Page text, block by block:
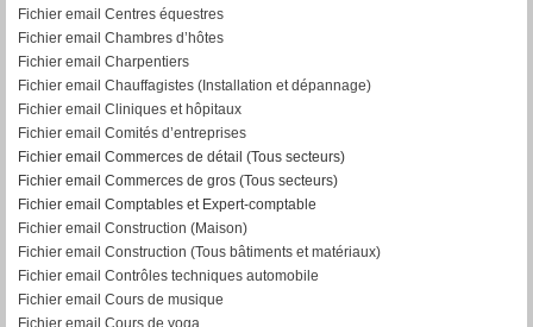
Fichier email Centres équestres
Fichier email Chambres d’hôtes
Fichier email Charpentiers
Fichier email Chauffagistes (Installation et dépannage)
Fichier email Cliniques et hôpitaux
Fichier email Comités d’entreprises
Fichier email Commerces de détail (Tous secteurs)
Fichier email Commerces de gros (Tous secteurs)
Fichier email Comptables et Expert-comptable
Fichier email Construction (Maison)
Fichier email Construction (Tous bâtiments et matériaux)
Fichier email Contrôles techniques automobile
Fichier email Cours de musique
Fichier email Cours de yoga